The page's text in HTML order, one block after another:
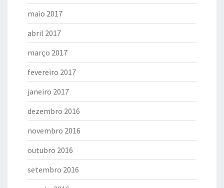
maio 2017
abril 2017
março 2017
fevereiro 2017
janeiro 2017
dezembro 2016
novembro 2016
outubro 2016
setembro 2016